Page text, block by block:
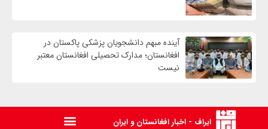
آینده مبهم دانشجویان پزشکی پاکستان در
افغانستان؛ مدارک تحصیلی افغانستان معتبر
نیست
ایراف - اخبار افغانستان و ایران